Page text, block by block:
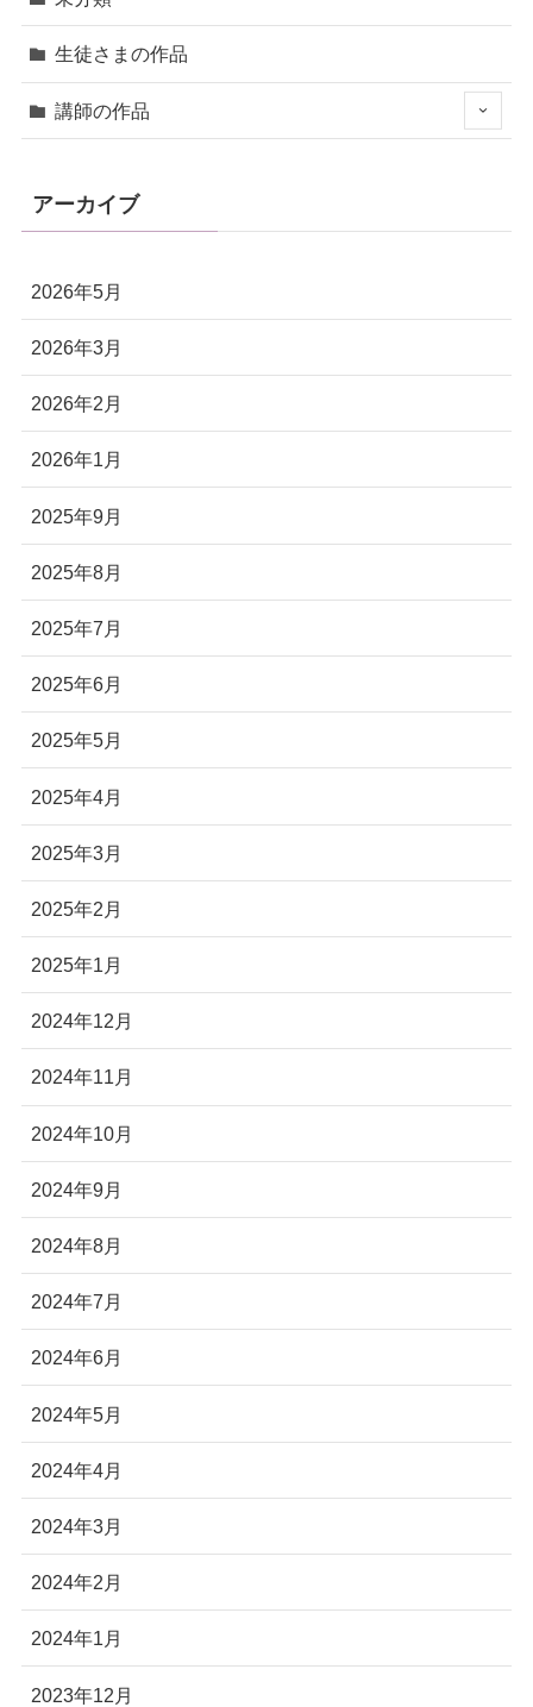
生徒さまの作品
講師の作品
アーカイブ
2026年5月
2026年3月
2026年2月
2026年1月
2025年9月
2025年8月
2025年7月
2025年6月
2025年5月
2025年4月
2025年3月
2025年2月
2025年1月
2024年12月
2024年11月
2024年10月
2024年9月
2024年8月
2024年7月
2024年6月
2024年5月
2024年4月
2024年3月
2024年2月
2024年1月
2023年12月